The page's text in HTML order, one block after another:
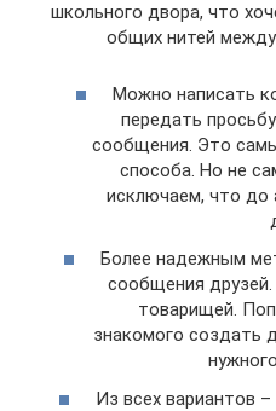
школьного двора, что
общих нитей
Можно написать
передать
сообщения. Это
способа. Но не
исключаем, что до
Более надежным
сообщения
товарищей.
знакомого создать
Из всех вариантов